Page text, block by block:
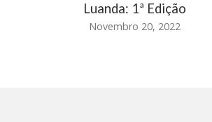
Luanda: 1ª Edição
Novembro 20, 2022